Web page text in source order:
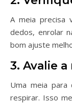
A meia precisa
dedos, enrolar
bom ajuste
3. Avalie
Uma meia
respirar. Isso